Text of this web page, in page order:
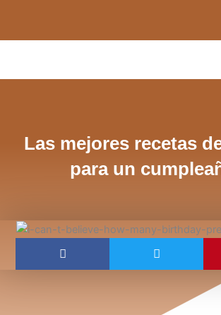
contenido
Las mejores recetas
para un